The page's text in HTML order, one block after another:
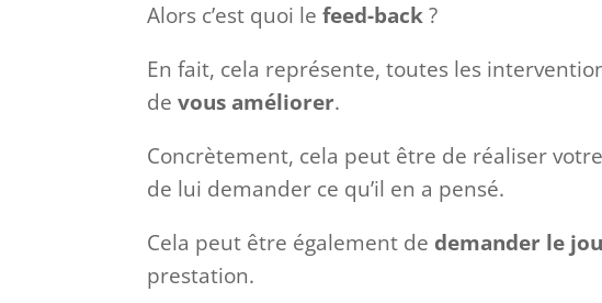
Alors c’est quoi lefeed-back?
En fait, cela représente, toutes les
devous améliorer.
Concrètement, cela peut être de réaliser
de lui demander ce qu’il en a pensé.
Cela peut être également de demander le
prestation.